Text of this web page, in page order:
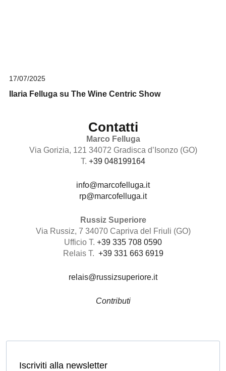
17/07/2025
Ilaria Felluga su The Wine Centric Show
Contatti
Marco Felluga
Via Gorizia, 121 34072 Gradisca d’Isonzo (GO)
T. +39 048199164
info@marcofelluga.it
rp@marcofelluga.it
Russiz Superiore
Via Russiz, 7 34070 Capriva del Friuli (GO)
Ufficio T. +39 335 708 0590
Relais T. +39 331 663 6919
relais@russizsuperiore.it
Contributi
Iscriviti alla newsletter